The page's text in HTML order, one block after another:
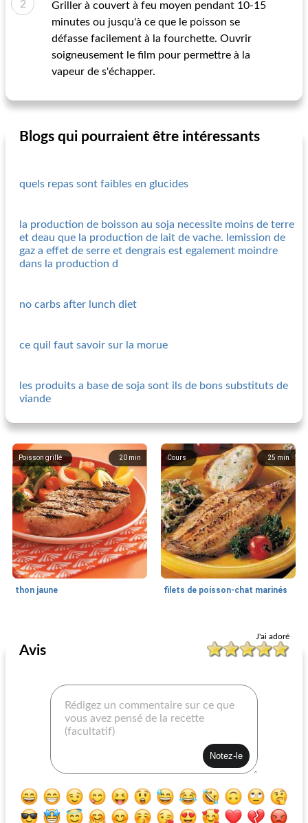
Griller à couvert à feu moyen pendant 10-15
minutes ou jusqu'à ce que le poisson se
défasse facilement à la fourchette. Ouvrir
soigneusement le film pour permettre à la
vapeur de s'échapper.
Blogs qui pourraient être intéressants
quels repas sont faibles en glucides
la production de boisson au soja necessite moins de terre
et deau que la production de lait de vache. lemission de
gaz a effet de serre et dengrais est egalement moindre
dans la production d
no carbs after lunch diet
ce quil faut savoir sur la morue
les produits a base de soja sont ils de bons substituts de
viande
20 min
Poisson grillé
thon jaune
25 min
Cours
filets de poisson-chat marinés
pétard de saumon grillé faisceaux orange rugueux
J'ai adoré
Avis